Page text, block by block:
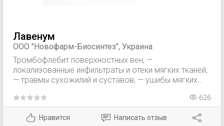
Лавенум
ООО "Новофарм-Биосинтез", Украина
Тромбофлебит поверхностных вен; —
локализованные инфильтраты и отеки мягких тканей;
— травмы сухожилий и суставов; — ушибы мягких
гематомы при закрытых переломах костей верхних и
нижних конечностей и после флебэктомии у
пациентов с варикозной болезнью).
626
Нравится Написать отзыв